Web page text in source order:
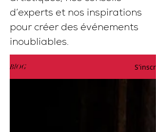
d’experts et nos inspirations
pour créer des événements
inoubliables.
BlOG